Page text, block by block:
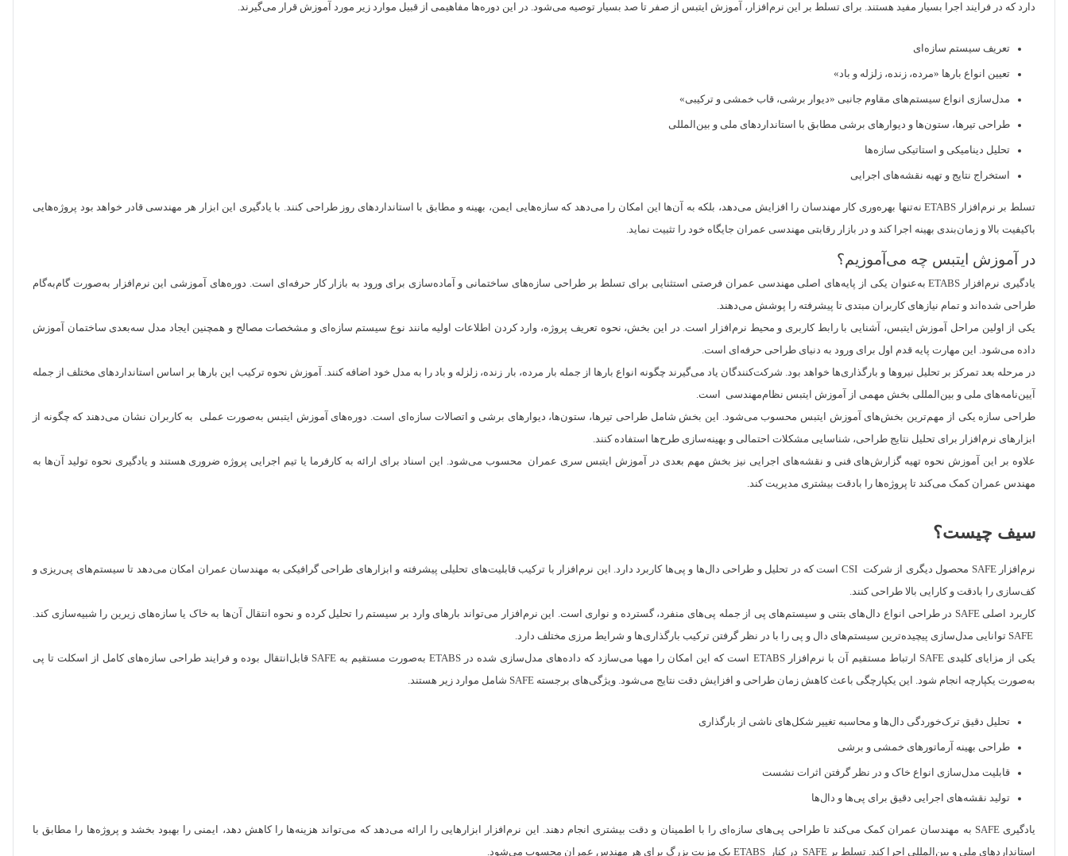
دارد که در فرایند اجرا بسیار مفید هستند. برای تسلط بر این نرم‌افزار، آموزش ایتبس از صفر تا صد بسیار توصیه می‌شود. در این دوره‌ها مفاهیمی از قبیل موارد زیر مورد آموزش قرار می‌گیرند.
تعریف سیستم سازه‌ای
تعیین انواع بارها «مرده، زنده، زلزله و باد»
مدل‌سازی انواع سیستم‌های مقاوم جانبی «دیوار برشی، قاب خمشی و ترکیبی»
طراحی تیرها، ستون‌ها و دیوارهای برشی مطابق با استانداردهای ملی و بین‌المللی
تحلیل دینامیکی و استاتیکی سازه‌ها
استخراج نتایج و تهیه نقشه‌های اجرایی
تسلط بر نرم‌افزار ETABS نه‌تنها بهره‌وری کار مهندسان را افزایش می‌دهد، بلکه به آن‌ها این امکان را می‌دهد که سازه‌هایی ایمن، بهینه و مطابق با استانداردهای روز طراحی کنند. با یادگیری این ابزار هر مهندسی قادر خواهد بود پروژه‌هایی
باکیفیت بالا و زمان‌بندی بهینه اجرا کند و در بازار رقابتی مهندسی عمران جایگاه خود را تثبیت نماید.
در آموزش ایتبس چه می‌آموزیم؟
یادگیری نرم‌افزار ETABS به‌عنوان یکی از پایه‌های اصلی مهندسی عمران فرصتی استثنایی برای تسلط بر طراحی سازه‌های ساختمانی و آماده‌سازی برای ورود به بازار کار حرفه‌ای است. دوره‌های آموزشی این نرم‌افزار به‌صورت گام‌به‌گام
طراحی شده‌اند و تمام نیازهای کاربران مبتدی تا پیشرفته را پوشش می‌دهند.
یکی از اولین مراحل آموزش ایتبس، آشنایی با رابط کاربری و محیط نرم‌افزار است. در این بخش، نحوه تعریف پروژه، وارد کردن اطلاعات اولیه مانند نوع سیستم سازه‌ای و مشخصات مصالح و همچنین ایجاد مدل سه‌بعدی ساختمان آموزش
داده می‌شود. این مهارت پایه قدم اول برای ورود به دنیای طراحی حرفه‌ای است.
در مرحله بعد تمرکز بر تحلیل نیروها و بارگذاری‌ها خواهد بود. شرکت‌کنندگان یاد می‌گیرند چگونه انواع بارها از جمله بار مرده، بار زنده، زلزله و باد را به مدل خود اضافه کنند. آموزش نحوه ترکیب این بارها بر اساس استانداردهای مختلف از جمله
آیین‌نامه‌های ملی و بین‌المللی بخش مهمی از آموزش ایتبس نظام‌مهندسی است.
طراحی سازه یکی از مهم‌ترین بخش‌های آموزش ایتبس محسوب می‌شود. این بخش شامل طراحی تیرها، ستون‌ها، دیوارهای برشی و اتصالات سازه‌ای است. دوره‌های آموزش ایتبس به‌صورت عملی به کاربران نشان می‌دهند که چگونه از
ابزارهای نرم‌افزار برای تحلیل نتایج طراحی، شناسایی مشکلات احتمالی و بهینه‌سازی طرح‌ها استفاده کنند.
علاوه بر این آموزش نحوه تهیه گزارش‌های فنی و نقشه‌های اجرایی نیز بخش مهم بعدی در آموزش ایتبس سری عمران محسوب می‌شود. این اسناد برای ارائه به کارفرما یا تیم اجرایی پروژه ضروری هستند و یادگیری نحوه تولید آن‌ها به
مهندس عمران کمک می‌کند تا پروژه‌ها را بادقت بیشتری مدیریت کند.
سیف چیست؟
نرم‌افزار SAFE محصول دیگری از شرکت CSI است که در تحلیل و طراحی دال‌ها و پی‌ها کاربرد دارد. این نرم‌افزار با ترکیب قابلیت‌های تحلیلی پیشرفته و ابزارهای طراحی گرافیکی به مهندسان عمران امکان می‌دهد تا سیستم‌های پی‌ریزی و
کف‌سازی را بادقت و کارایی بالا طراحی کنند.
کاربرد اصلی SAFE در طراحی انواع دال‌های بتنی و سیستم‌های پی از جمله پی‌های منفرد، گسترده و نواری است. این نرم‌افزار می‌تواند بارهای وارد بر سیستم را تحلیل کرده و نحوه انتقال آن‌ها به خاک یا سازه‌های زیرین را شبیه‌سازی کند.
یکی از مزایای کلیدی SAFE ارتباط مستقیم آن با نرم‌افزار ETABS است که این امکان را مهیا می‌سازد که داده‌های مدل‌سازی شده در ETABS به‌صورت مستقیم به SAFE قابل‌انتقال بوده و فرایند طراحی سازه‌های کامل از اسکلت تا پی
به‌صورت یکپارچه انجام شود. این یکپارچگی باعث کاهش زمان طراحی و افزایش دقت نتایج می‌شود. ویژگی‌های برجسته SAFE شامل موارد زیر هستند.
تحلیل دقیق ترک‌خوردگی دال‌ها و محاسبه تغییر شکل‌های ناشی از بارگذاری
طراحی بهینه آرماتورهای خمشی و برشی
قابلیت مدل‌سازی انواع خاک و در نظر گرفتن اثرات نشست
تولید نقشه‌های اجرایی دقیق برای پی‌ها و دال‌ها
یادگیری SAFE به مهندسان عمران کمک می‌کند تا طراحی پی‌های سازه‌ای را با اطمینان و دقت بیشتری انجام دهند. این نرم‌افزار ابزارهایی را ارائه می‌دهد که می‌تواند هزینه‌ها را کاهش دهد، ایمنی را بهبود بخشد و پروژه‌ها را مطابق با
استانداردهای ملی و بین‌المللی اجرا کند. تسلط بر SAFE در کنار ETABS یک مزیت بزرگ برای هر مهندس عمران محسوب می‌شود.